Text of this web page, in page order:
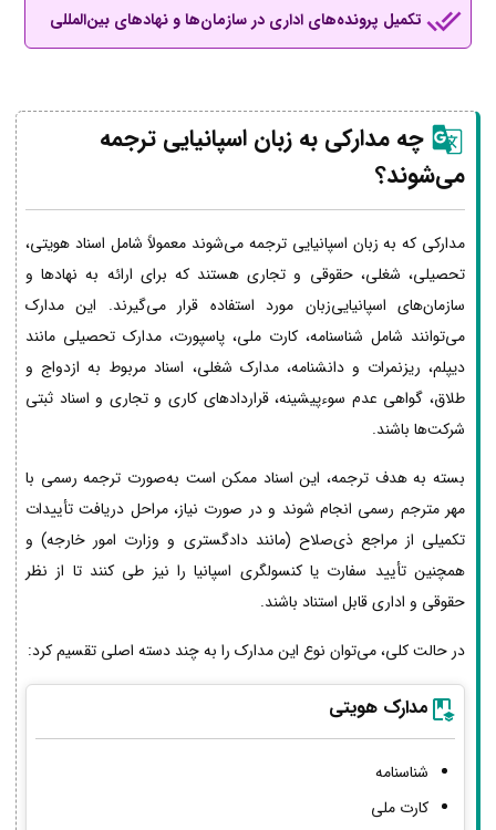
تکمیل پرونده‌های اداری در سازمان‌ها و نهادهای بین‌المللی
چه مدارکی به زبان اسپانیایی ترجمه
می‌شوند؟
مدارکی که به زبان اسپانیایی ترجمه می‌شوند معمولاً شامل اسناد هویتی،
تحصیلی، شغلی، حقوقی و تجاری هستند که برای ارائه به نهادها و
سازمان‌های اسپانیایی‌زبان مورد استفاده قرار می‌گیرند. این مدارک
می‌توانند شامل شناسنامه، کارت ملی، پاسپورت، مدارک تحصیلی مانند
دیپلم، ریزنمرات و دانشنامه، مدارک شغلی، اسناد مربوط به ازدواج و
طلاق، گواهی عدم سوءپیشینه، قراردادهای کاری و تجاری و اسناد ثبتی
شرکت‌ها باشند.
بسته به هدف ترجمه، این اسناد ممکن است به‌صورت ترجمه رسمی با
مهر مترجم رسمی انجام شوند و در صورت نیاز، مراحل دریافت تأییدات
تکمیلی از مراجع ذی‌صلاح (مانند دادگستری و وزارت امور خارجه) و
همچنین تأیید سفارت یا کنسولگری اسپانیا را نیز طی کنند تا از نظر
حقوقی و اداری قابل استناد باشند.
در حالت کلی، می‌توان نوع این مدارک را به چند دسته اصلی تقسیم کرد:
مدارک هویتی
شناسنامه
کارت ملی